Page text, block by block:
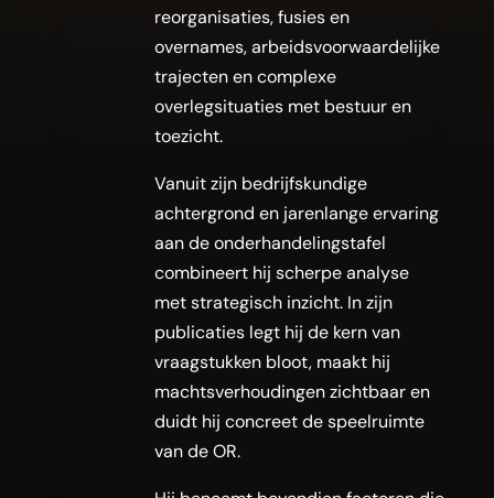
reorganisaties, fusies en
overnames, arbeidsvoorwaardelijke
trajecten en complexe
overlegsituaties met bestuur en
toezicht.
Vanuit zijn bedrijfskundige
achtergrond en jarenlange ervaring
aan de onderhandelingstafel
combineert hij scherpe analyse
met strategisch inzicht. In zijn
publicaties legt hij de kern van
vraagstukken bloot, maakt hij
machtsverhoudingen zichtbaar en
duidt hij concreet de speelruimte
van de OR.